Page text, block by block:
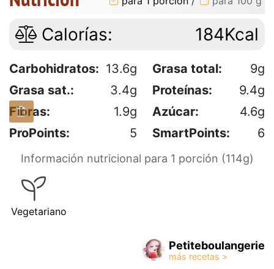
Calorías: 184Kcal
Carbohidratos: 13.6g Grasa total:
9g
Grasa sat.:
3.4g Proteínas:
9.4g
Fibras:
1.9g Azúcar:
4.6g
ProPoints:
5 SmartPoints: 6
Información nutricional para 1 porción (114g)
Vegetariano
Petiteboulangerie